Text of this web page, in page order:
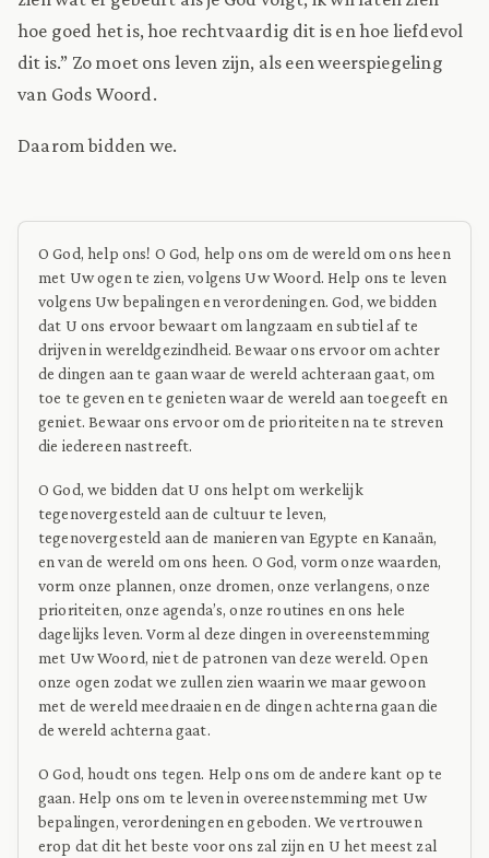
hoe goed het is, hoe rechtvaardig dit is en hoe liefdevol
dit is.” Zo moet ons leven zijn, als een weerspiegeling
van Gods Woord.
Daarom bidden we.
O God, help ons! O God, help ons om de wereld om ons heen
met Uw ogen te zien, volgens Uw Woord. Help ons te leven
volgens Uw bepalingen en verordeningen. God, we bidden
dat U ons ervoor bewaart om langzaam en subtiel af te
drijven in wereldgezindheid. Bewaar ons ervoor om achter
de dingen aan te gaan waar de wereld achteraan gaat, om
toe te geven en te genieten waar de wereld aan toegeeft en
geniet. Bewaar ons ervoor om de prioriteiten na te streven
die iedereen nastreeft.
O God, we bidden dat U ons helpt om werkelijk
tegenovergesteld aan de cultuur te leven,
tegenovergesteld aan de manieren van Egypte en Kanaän,
en van de wereld om ons heen. O God, vorm onze waarden,
vorm onze plannen, onze dromen, onze verlangens, onze
prioriteiten, onze agenda’s, onze routines en ons hele
dagelijks leven. Vorm al deze dingen in overeenstemming
met Uw Woord, niet de patronen van deze wereld. Open
onze ogen zodat we zullen zien waarin we maar gewoon
met de wereld meedraaien en de dingen achterna gaan die
de wereld achterna gaat.
O God, houdt ons tegen. Help ons om de andere kant op te
gaan. Help ons om te leven in overeenstemming met Uw
bepalingen, verordeningen en geboden. We vertrouwen
erop dat dit het beste voor ons zal zijn en U het meest zal